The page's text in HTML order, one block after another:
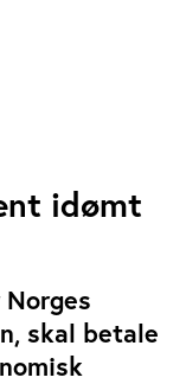
idømt
skal betale